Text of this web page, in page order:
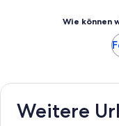
Wie können
Weitere